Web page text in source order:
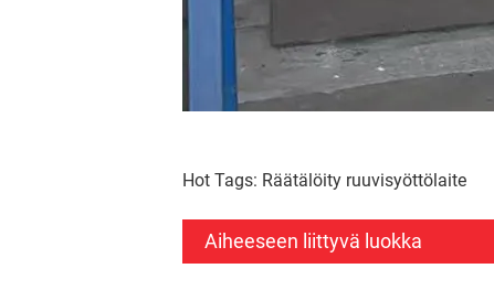
Hot Tags: Räätälöity ruuvisyöttölaite
Aiheeseen liittyvä luokka